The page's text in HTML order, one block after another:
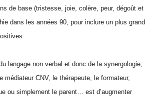
de base (tristesse, joie, colère, peur, dégoût et
dans les années 90, pour inclure un plus grand
langage non verbal et donc de la synergologie,
médiateur CNV, le thérapeute, le formateur,
ou simplement le parent… est d’augmenter